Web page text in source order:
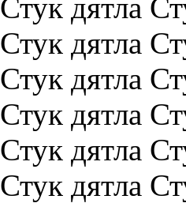
Стук дятла
Стук дятла
Стук дятла
Стук дятла
Стук дятла
Стук дятла